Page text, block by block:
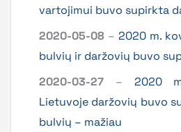
vartojimui buvo supirkta
2020-05-08 – 2020 m.
bulvių ir daržovių buvo
2020-03-27 – 2020
Lietuvoje daržovių buvo
bulvių – mažiau